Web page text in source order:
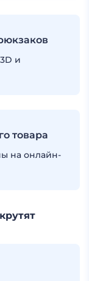
и
товара
на онлайн-